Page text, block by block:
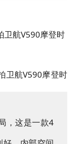
，这是一款4